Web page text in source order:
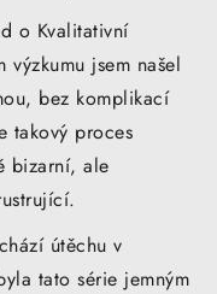
o Kvalitativní
jsem našel
bez komplikací
takový proces
bizarní, ale
útěchu v
tato série jemným